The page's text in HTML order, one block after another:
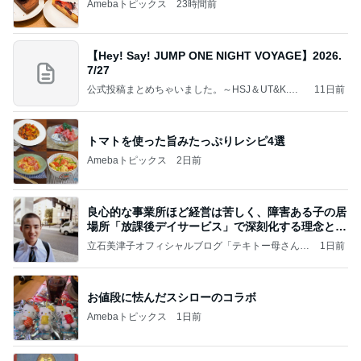
Amebaトピックス 23時間前
【Hey! Say! JUMP ONE NIGHT VOYAGE】2026.
7/27
公式投稿まとめちゃいました。～HSJ＆UT&K.O.
11日前
トマトを使った旨みたっぷりレシピ4選
Amebaトピックス 2日前
良心的な事業所ほど経営は苦しく、障害ある子の居
場所「放課後デイサービス」で深刻化する理念と現
実の
立石美津子オフィシャルブログ「テキトー母さんの
1日前
お値段に怯んだスシローのコラボ
Amebaトピックス 1日前